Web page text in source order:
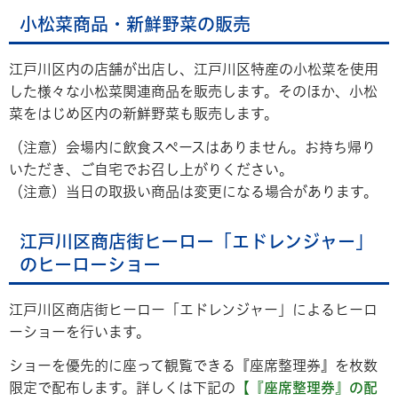
小松菜商品・新鮮野菜の販売
江戸川区内の店舗が出店し、江戸川区特産の小松菜を使用
した様々な小松菜関連商品を販売します。そのほか、小松
菜をはじめ区内の新鮮野菜も販売します。
（注意）会場内に飲食スペースはありません。お持ち帰り
いただき、ご自宅でお召し上がりください。
（注意）当日の取扱い商品は変更になる場合があります。
江戸川区商店街ヒーロー「エドレンジャー」
のヒーローショー
江戸川区商店街ヒーロー「エドレンジャー」によるヒーロ
ーショーを行います。
ショーを優先的に座って観覧できる『座席整理券』を枚数
限定で配布します。詳しくは下記の 【
『座席整理券』の配